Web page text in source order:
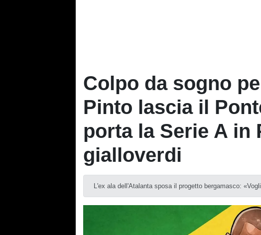
Colpo da sogno
Pinto lascia il
porta la Serie A in
gialloverdi
L'ex ala dell'Atalanta sposa il progetto bergamasco: